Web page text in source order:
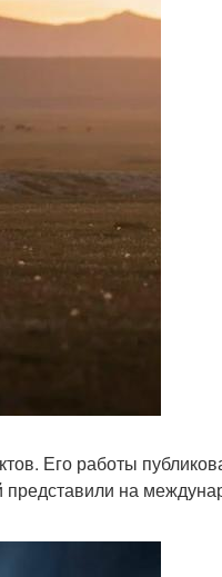
Его работы
на